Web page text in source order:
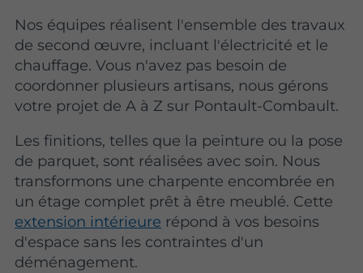
Nos équipes réalisent l'ensemble des travaux
de second œuvre, incluant l'électricité et le
chauffage. Vous n'avez pas besoin de
coordonner plusieurs artisans, nous gérons
votre projet de A à Z sur Pontault-Combault.
Les finitions, telles que la peinture ou la pose
de parquet, sont réalisées avec soin. Nous
transformons une charpente encombrée en
un étage complet prêt à être meublé. Cette
extension intérieure répond à vos besoins
d'espace sans les contraintes d'un
déménagement.